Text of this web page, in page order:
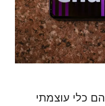
לָרְכּוּזִים של ChatGPT הם כלי עוצמתי